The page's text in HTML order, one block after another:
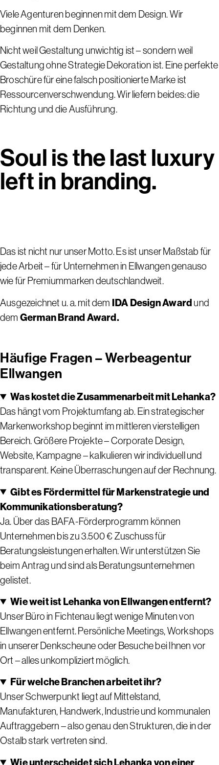
Viele Agenturen beginnen mit dem Design. Wir
beginnen mit dem Denken.
Nicht weil Gestaltung unwichtig ist – sondern weil
Gestaltung ohne Strategie Dekoration ist. Eine perfekte
Broschüre für eine falsch positionierte Marke ist
Ressourcenverschwendung. Wir liefern beides: die
Richtung und die Ausführung.
Soul is the last luxury
left in branding.
Das ist nicht nur unser Motto. Es ist unser Maßstab für
jede Arbeit – für Unternehmen in Ellwangen genauso
wie für Premiummarken deutschlandweit.
Ausgezeichnet u. a. mit dem IDA Design Award und
dem German Brand Award.
Häufige Fragen – Werbeagentur
Ellwangen
Was kostet die Zusammenarbeit mit Lehanka?
Das hängt vom Projektumfang ab. Ein strategischer
Markenworkshop beginnt im mittleren vierstelligen
Bereich. Größere Projekte – Corporate Design,
Website, Kampagne – kalkulieren wir individuell und
transparent. Keine Überraschungen auf der Rechnung.
Gibt es Fördermittel für Markenstrategie und
Kommunikationsberatung?
Ja. Über das BAFA-Förderprogramm können
Unternehmen bis zu 3.500 € Zuschuss für
Beratungsleistungen erhalten. Wir unterstützen Sie
beim Antrag und sind als Beratungsunternehmen
gelistet.
Wie weit ist Lehanka von Ellwangen entfernt?
Unser Büro in Fichtenau liegt wenige Minuten von
Ellwangen entfernt. Persönliche Meetings, Workshops
in unserer Denkscheune oder Besuche bei Ihnen vor
Ort – alles unkompliziert möglich.
Für welche Branchen arbeitet ihr?
Unser Schwerpunkt liegt auf Mittelstand,
Manufakturen, Handwerk, Industrie und kommunalen
Auftraggebern – also genau den Strukturen, die in der
Ostalb stark vertreten sind.
Wie unterscheidet sich Lehanka von einer